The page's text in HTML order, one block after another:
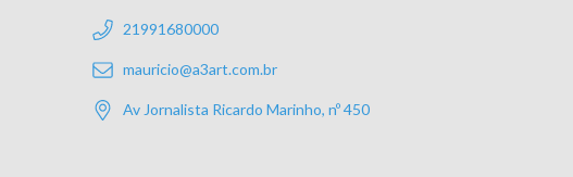
21991680000
mauricio@a3art.com.br
Av Jornalista Ricardo Marinho, nº 450